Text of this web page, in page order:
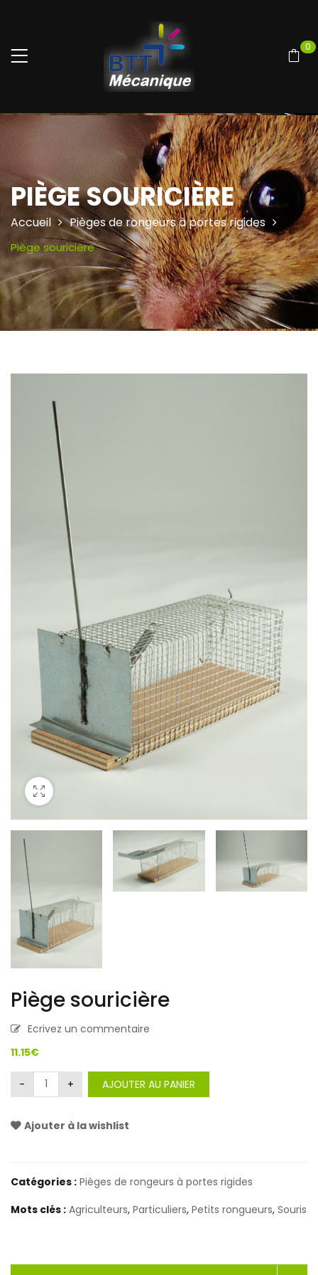
0
PIÈGE SOURICIÈRE
Accueil Pièges de rongeurs à portes rigides
Piège souricière
Piège souricière
Ecrivez un commentaire
11.15€
AJOUTER AU PANIER
Ajouter à la wishlist
Catégories : Pièges de rongeurs à portes rigides
Mots clés : Agriculteurs, Particuliers, Petits rongueurs, Souris